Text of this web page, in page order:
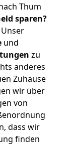
Thum
sparen?
und
zu
anderes
Zuhause
wir über
von
dass wir
finden